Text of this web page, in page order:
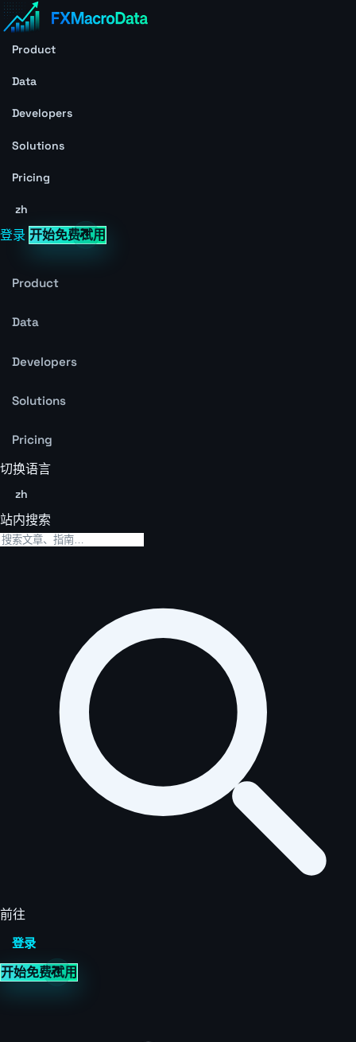
Product
Data
Developers
Solutions
Pricing
zh
登录 开始免费试用
Product
Data
Developers
Solutions
Pricing
切换语言
zh
站内搜索
前往
登录
开始免费试用